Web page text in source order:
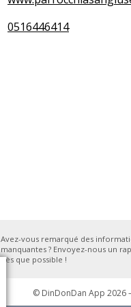
0516446414
Avez-vous remarqué des
manquantes ? Envoyez-nous un
dès que possible !
© DinDonDan App 2026